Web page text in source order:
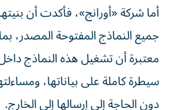
أما شركة «أورانج»، فأكدت أن
جميع النماذج المفتوحة المصدر،
معتبرة أن تشغيل هذه النماذج
سيطرة كاملة على بياناتها،
دون الحاجة إلى إرسالها إلى الخارج.